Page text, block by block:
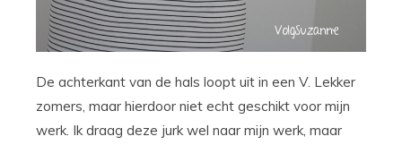
De achterkant van de hals loopt uit in een V. Lekker
zomers, maar hierdoor niet echt geschikt voor mijn
werk. Ik draag deze jurk wel naar mijn werk, maar